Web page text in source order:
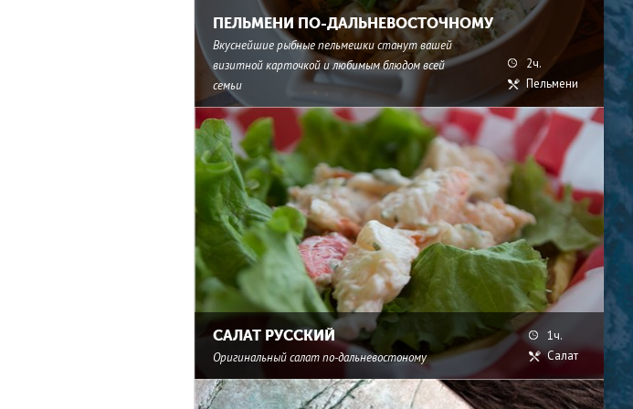
ПЕЛЬМЕНИ ПО-ДАЛЬНЕВОСТОЧНОМУ
Вкуснейшие рыбные пельмешки станут вашей
визитной карточкой и любимым блюдом всей
семьи
2ч.
Пельмени
САЛАТ РУССКИЙ
Оригинальный салат по-дальневостоному
1ч.
Салат